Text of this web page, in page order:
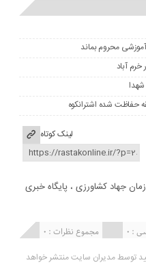
محروم بماند
شهدا
حفاظت شده اشترانکوه
لینک کوتاه
جهاد کشاورزی ، پایگاه خبری
مجموع نظرات : 0 : 0
توسط مدیران سایت منتشر خواهد